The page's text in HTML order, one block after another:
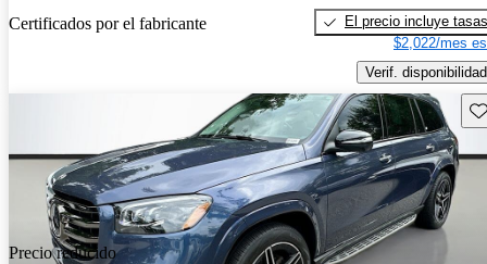
Certificados por el fabricante
El precio incluye tasas
$2,022/mes
Verif. disponibilidad
Precio reducido